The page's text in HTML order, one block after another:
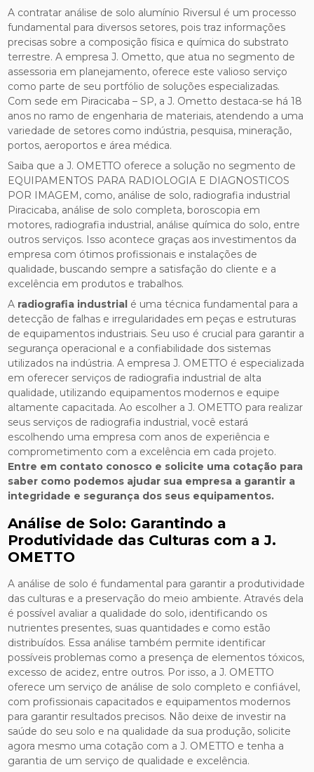
A contratar análise de solo alumínio Riversul é um processo
fundamental para diversos setores, pois traz informações
precisas sobre a composição física e química do substrato
terrestre. A empresa J. Ometto, que atua no segmento de
assessoria em planejamento, oferece este valioso serviço
como parte de seu portfólio de soluções especializadas.
Com sede em Piracicaba – SP, a J. Ometto destaca-se há 18
anos no ramo de engenharia de materiais, atendendo a uma
variedade de setores como indústria, pesquisa, mineração,
portos, aeroportos e área médica.
Saiba que a J. OMETTO oferece a solução no segmento de
EQUIPAMENTOS PARA RADIOLOGIA E DIAGNOSTICOS
POR IMAGEM, como, análise de solo, radiografia industrial
Piracicaba, análise de solo completa, boroscopia em
motores, radiografia industrial, análise química do solo, entre
outros serviços. Isso acontece graças aos investimentos da
empresa com ótimos profissionais e instalações de
qualidade, buscando sempre a satisfação do cliente e a
excelência em produtos e trabalhos.
A radiografia industrial é uma técnica fundamental para a
detecção de falhas e irregularidades em peças e estruturas
de equipamentos industriais. Seu uso é crucial para garantir a
segurança operacional e a confiabilidade dos sistemas
utilizados na indústria. A empresa J. OMETTO é especializada
em oferecer serviços de radiografia industrial de alta
qualidade, utilizando equipamentos modernos e equipe
altamente capacitada. Ao escolher a J. OMETTO para realizar
seus serviços de radiografia industrial, você estará
escolhendo uma empresa com anos de experiência e
comprometimento com a excelência em cada projeto.
Entre em contato conosco e solicite uma cotação para
saber como podemos ajudar sua empresa a garantir a
integridade e segurança dos seus equipamentos.
Análise de Solo: Garantindo a
Produtividade das Culturas com a J.
OMETTO
A análise de solo é fundamental para garantir a produtividade
das culturas e a preservação do meio ambiente. Através dela
é possível avaliar a qualidade do solo, identificando os
nutrientes presentes, suas quantidades e como estão
distribuídos. Essa análise também permite identificar
possíveis problemas como a presença de elementos tóxicos,
excesso de acidez, entre outros. Por isso, a J. OMETTO
oferece um serviço de análise de solo completo e confiável,
com profissionais capacitados e equipamentos modernos
para garantir resultados precisos. Não deixe de investir na
saúde do seu solo e na qualidade da sua produção, solicite
agora mesmo uma cotação com a J. OMETTO e tenha a
garantia de um serviço de qualidade e excelência.